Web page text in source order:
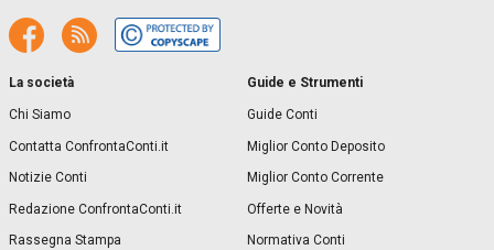
La società
Chi Siamo
Contatta ConfrontaConti.it
Notizie Conti
Redazione ConfrontaConti.it
Rassegna Stampa
Guide e Strumenti
Guide Conti
Miglior Conto Deposito
Miglior Conto Corrente
Offerte e Novità
Normativa Conti